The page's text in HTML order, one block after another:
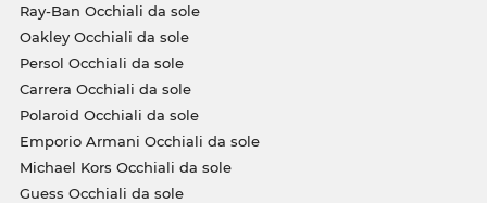
Ray-Ban Occhiali da sole
Oakley Occhiali da sole
Persol Occhiali da sole
Carrera Occhiali da sole
Polaroid Occhiali da sole
Emporio Armani Occhiali da sole
Michael Kors Occhiali da sole
Guess Occhiali da sole